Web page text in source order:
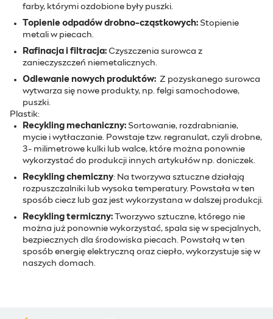
farby, którymi ozdobione były puszki.
Topienie odpadów drobno-cząstkowych: Stopienie
metali w piecach.
Rafinacja i filtracja: Czyszczenia surowca z
zanieczyszczeń niemetalicznych.
Odlewanie nowych produktów: Z pozyskanego surowca
wytwarza się nowe produkty, np. felgi samochodowe,
puszki.
Plastik:
Recykling mechaniczny: Sortowanie, rozdrabnianie,
mycie i wytłaczanie. Powstaje tzw. regranulat, czyli drobne,
3- milimetrowe kulki lub walce, które można ponownie
wykorzystać do produkcji innych artykułów np. doniczek.
Recykling chemiczny: Na tworzywa sztuczne działają
rozpuszczalniki lub wysoka temperatury. Powstała w ten
sposób ciecz lub gaz jest wykorzystana w dalszej produkcji.
Recykling termiczny: Tworzywo sztuczne, którego nie
można już ponownie wykorzystać, spala się w specjalnych,
bezpiecznych dla środowiska piecach. Powstałą w ten
sposób energię elektryczną oraz ciepło, wykorzystuje się w
naszych domach.